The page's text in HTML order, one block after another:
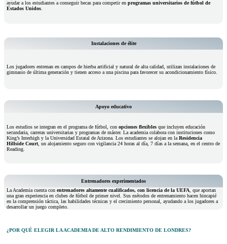
ayudar a los estudiantes a conseguir becas para competir en programas universitarios de fútbol de
Estados Unidos
Instalaciones de élite
Los jugadores entrenan en campos de hierba artificial y natural de alta calidad, utilizan instalaciones de
gimnasio de última generación y tienen acceso a una piscina para favorecer su acondicionamiento físico.
Apoyo educativo
Los estudios se integran en el programa de fútbol, con opciones flexibles que incluyen educación
secundaria, carreras universitarias y programas de máster. La academia colabora con instituciones como
King’s Interhigh y la Universidad Estatal de Arizona. Los estudiantes se alojan en laResidencia
Hillside Court, un alojamiento seguro con vigilancia 24 horas al día, 7 días a la semana, en el centro de
Reading.
Entrenadores experimentados
La Academia cuenta con entrenadores altamente cualificados, con licencia de la UEFA , que aportan
una gran experiencia en clubes de fútbol de primer nivel. Sus métodos de entrenamiento hacen hincapié
en la comprensión táctica, las habilidades técnicas y el crecimiento personal, ayudando a los jugadores a
desarrollar un juego completo.
¿POR QUÉ ELEGIR LA ACADEMIA DE ALTO RENDIMIENTO DE LONDRES?